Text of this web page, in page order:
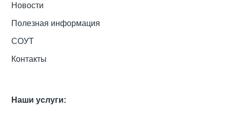
Новости
Полезная информация
СОУТ
Контакты
Наши услуги: